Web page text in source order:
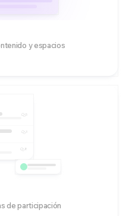
y espacios
5
3
8
de participación